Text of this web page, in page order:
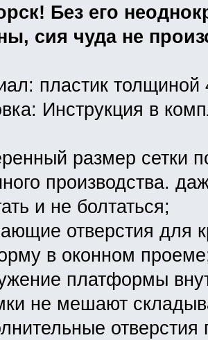
Без его
сия чуда не
пластик
Инструкция в
размер сетки
производства.
и не болтаться;
отверстия для
в оконном
платформы
не мешают